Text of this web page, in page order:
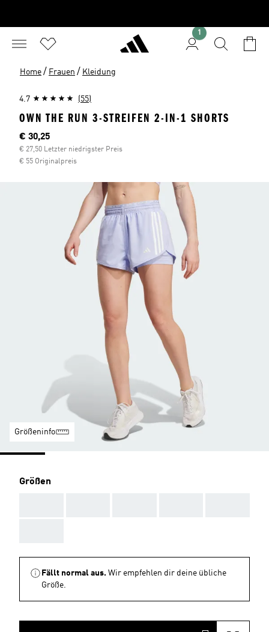
1
Home / Frauen / Kleidung
4.7 (55)
OWN THE RUN 3-STREIFEN 2-IN-1 SHORTS
Aktueller Preis
€ 30,25
€ 27,50 Letzter niedrigster Preis
€ 55 Originalpreis
Größeninfo
Größen
Fällt normal aus. Wir empfehlen dir deine übliche
Größe.